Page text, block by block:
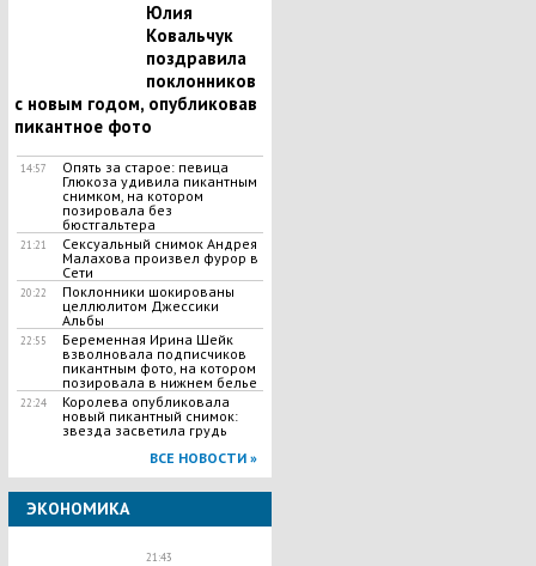
Юлия
Ковальчук
поздравила
поклонников
с новым годом, опубликовав
пикантное фото
14:57
Опять за старое: певица
Глюкоза удивила пикантным
снимком, на котором
позировала без
бюстгальтера
21:21
Сексуальный снимок Андрея
Малахова произвел фурор в
Сети
20:22
Поклонники шокированы
целлюлитом Джессики
Альбы
22:55
Беременная Ирина Шейк
взволновала подписчиков
пикантным фото, на котором
позировала в нижнем белье
22:24
Королева опубликовала
новый пикантный снимок:
звезда засветила грудь
ВСЕ НОВОСТИ »
ЭКОНОМИКА
21:43